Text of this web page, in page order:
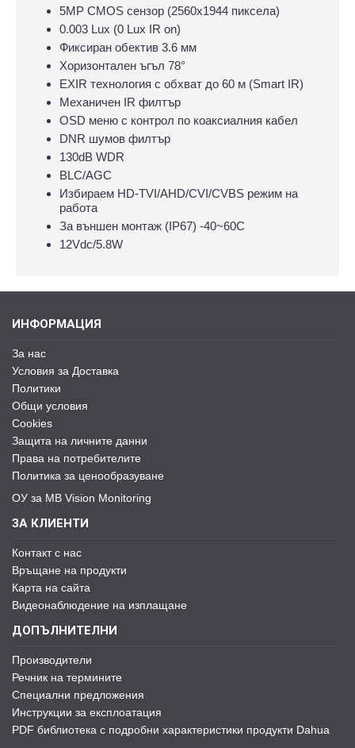
5MP CMOS сензор (2560x1944 пиксела)
0.003 Lux (0 Lux IR on)
Фиксиран обектив 3.6 мм
Хоризонтален ъгъл 78°
EXIR технология с обхват до 60 м (Smart IR)
Механичен IR филтър
OSD меню с контрол по коаксиалния кабел
DNR шумов филтър
130dB WDR
BLC/AGC
Избираем HD-TVI/AHD/CVI/CVBS режим на
работа
За външен монтаж (IP67) -40~60C
12Vdc/5.8W
ИНФОРМАЦИЯ
За нас
Условия за Доставка
Политики
Общи условия
Cookies
Защита на личните данни
Права на потребителите
Политика за ценообразуване
ОУ за MB Vision Monitoring
ЗА КЛИЕНТИ
Контакт с нас
Връщане на продукти
Карта на сайта
Видеонаблюдение на изплащане
ДОПЪЛНИТЕЛНИ
Производители
Речник на термините
Специални предложения
Инструкции за експлоатация
PDF библиотека с подробни характеристики продукти Dahua